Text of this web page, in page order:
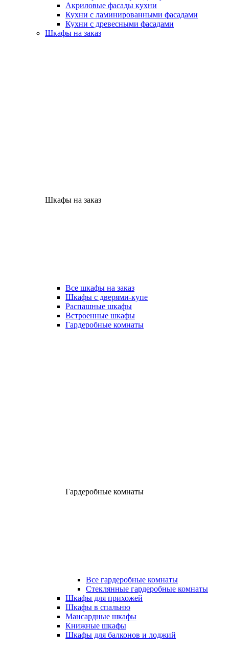
Акриловые фасады кухни
Кухни с ламинированными фасадами
Кухни с древесными фасадами
Шкафы на заказ
Шкафы на заказ
Все шкафы на заказ
Шкафы с дверями-купе
Распашные шкафы
Встроенные шкафы
Гардеробные комнаты
Гардеробные комнаты
Все гардеробные комнаты
Стеклянные гардеробные комнаты
Шкафы для прихожей
Шкафы в спальню
Мансардные шкафы
Книжные шкафы
Шкафы для балконов и лоджий